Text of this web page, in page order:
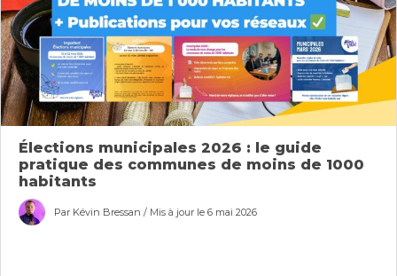
Élections municipales 2026 : le guide
pratique des communes de moins de 1000
habitants
Par Kévin Bressan / Mis à jour le 6 mai 2026